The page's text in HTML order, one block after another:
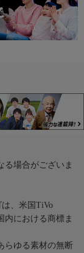
る場合がございま
、米国TiVo
内における商標ま
らゆる素材の無断